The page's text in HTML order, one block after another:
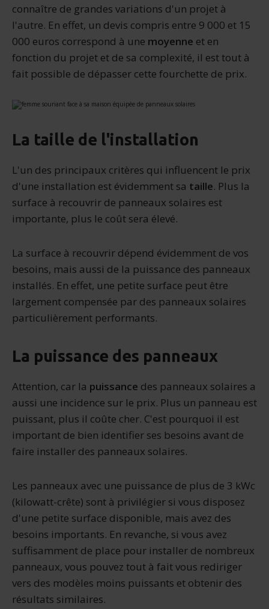
connaître de grandes variations d'un projet à
l'autre. En effet, un devis compris entre 9 000 et 15
000 euros correspond à une moyenne et en
fonction du projet et de sa complexité, il est tout à
fait possible de dépasser cette fourchette de prix.
La taille de l'installation
L'un des principaux critères qui influencent le prix
d'une installation est évidemment sa taille. Plus la
surface à recouvrir de panneaux solaires est
importante, plus le coût sera élevé.
La surface à recouvrir dépend évidemment de vos
besoins, mais aussi de la puissance des panneaux
installés. En effet, une petite surface peut être
largement compensée par des panneaux solaires
particulièrement performants.
La puissance des panneaux
Attention, car la puissance des panneaux solaires a
aussi une incidence sur le prix. Plus un panneau est
puissant, plus il coûte cher. C'est pourquoi il est
important de bien identifier ses besoins avant de
faire installer des panneaux solaires.
Les panneaux avec une puissance de plus de 3 kWc
(kilowatt-crête) sont à privilégier si vous disposez
d'une petite surface disponible, mais avez des
besoins importants. En revanche, si vous avez
suffisamment de place pour installer de nombreux
panneaux, vous pouvez tout à fait vous rediriger
vers des modèles moins puissants et obtenir des
résultats similaires.